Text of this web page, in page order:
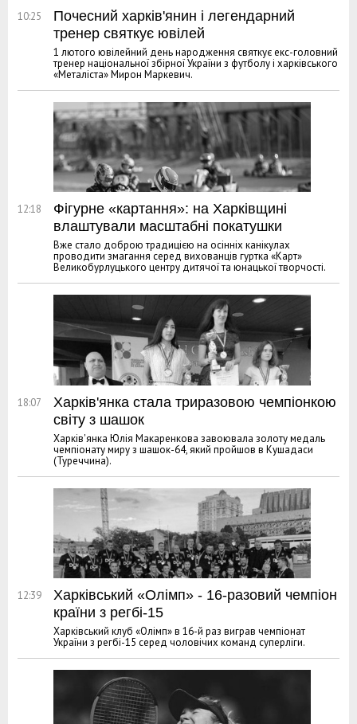
10:25
Почесний харків'янин і легендарний
тренер святкує ювілей
1 лютого ювілейний день народження святкує екс-головний
тренер національної збірної України з футболу і харківського
«Металіста» Мирон Маркевич.
12:18
Фігурне «картання»: на Харківщині
влаштували масштабні покатушки
Вже стало доброю традицією на осінніх канікулах
проводити змагання серед вихованців гуртка «Карт»
Великобурлуцького центру дитячої та юнацької творчості.
18:07
Харків'янка стала триразовою чемпіонкою
світу з шашок
Харків'янка Юлія Макаренкова завоювала золоту медаль
чемпіонату миру з шашок-64, який пройшов в Кушадаси
(Туреччина).
12:39
Харківський «Олімп» - 16-разовий чемпіон
країни з регбі-15
Харківський клуб «Олімп» в 16-й раз виграв чемпіонат
України з регбі-15 серед чоловічих команд суперліги.